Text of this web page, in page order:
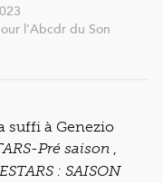
l’Abcdr du Son
suffi à Genezio
Pré saison
: SAISON